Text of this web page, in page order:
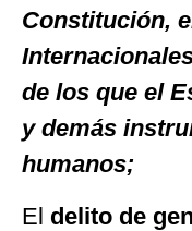
Constitución,
de los que el
y demás
humanos;
El delito de